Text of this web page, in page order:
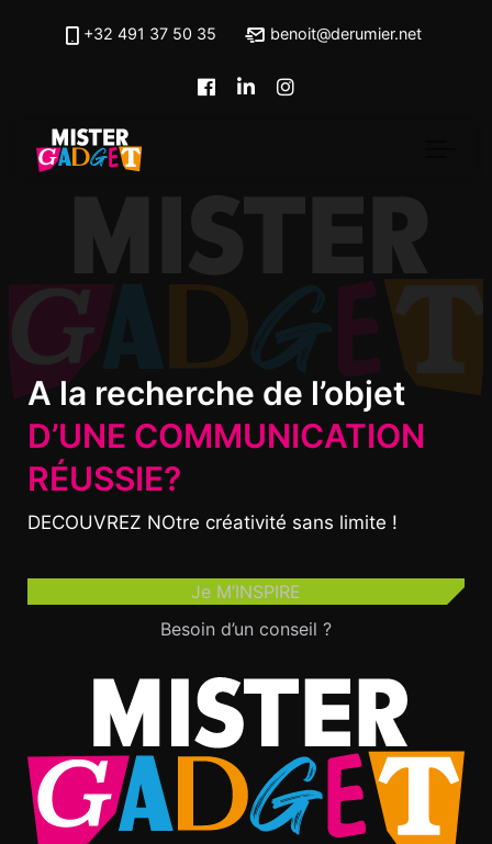
Skip to main content
+32 491 37 50 35 benoit@derumier.net
A la recherche de l’objet
D’UNE COMMUNICATION
RÉUSSIE?
DECOUVREZ NOtre créativité sans limite !
Je M’INSPIRE
Besoin d’un conseil ?